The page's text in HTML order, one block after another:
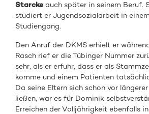
Starcke auch später in seinem Beruf.
studiert er Jugendsozialarbeit in
Studiengang.
Den Anruf der DKMS erhielt er
Rasch rief er die Tübinger Nummer
sehr, als er erfuhr, dass er als
komme und einem Patienten
Da seine Eltern sich schon vor
ließen, war es für Dominik
Erreichen der Volljährigkeit ebenfalls